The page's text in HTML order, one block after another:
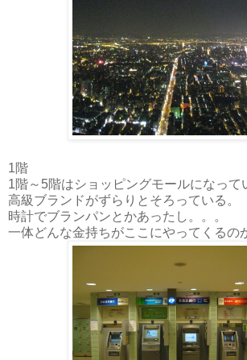
1階
1階～5階はショッピングモールになって
高級ブランドがずらりとそろっている。
時計でブランパンとかあったし。。。
一体どんな金持ちがここにやってくるの